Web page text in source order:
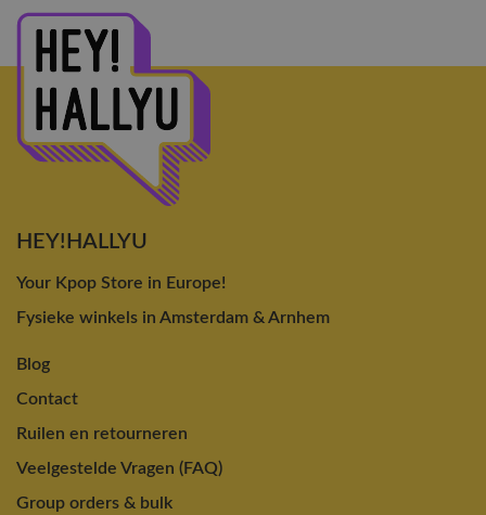
HEY!HALLYU
Your Kpop Store in Europe!
Fysieke winkels in Amsterdam & Arnhem
Blog
Contact
Ruilen en retourneren
Veelgestelde Vragen (FAQ)
Group orders & bulk